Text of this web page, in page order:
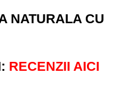
NATURALA CU
RECENZII AICI